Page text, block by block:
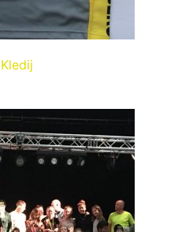
Kledij